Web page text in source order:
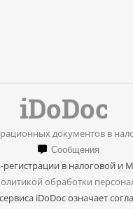
документов в
Сообщения
в налоговой и
обработки
iDoDoc означает